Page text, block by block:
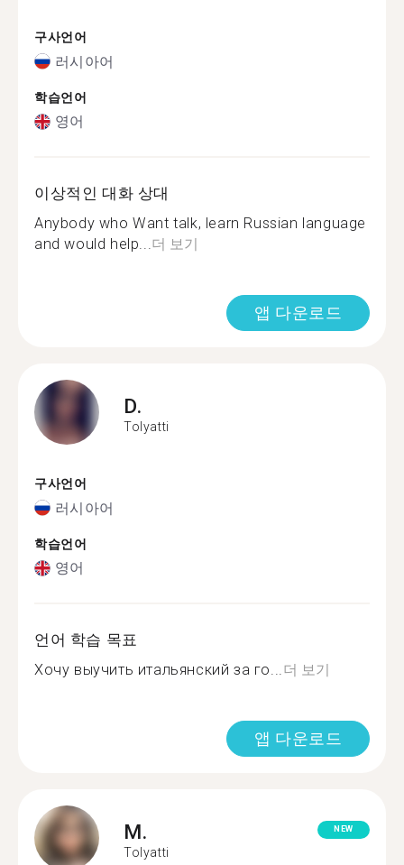
구사언어
러시아어
학습언어
영어
이상적인 대화 상대
Anybody who Want talk, learn Russian language
and would help...더 보기
앱 다운로드
D.
Tolyatti
구사언어
러시아어
학습언어
영어
언어 학습 목표
Хочу выучить итальянский за го...더 보기
앱 다운로드
M.
Tolyatti
NEW